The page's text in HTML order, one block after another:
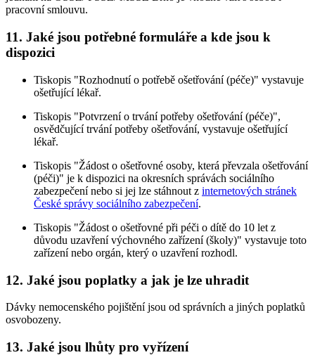
pracovní smlouvu.
11. Jaké jsou potřebné formuláře a kde jsou k
dispozici
Tiskopis "Rozhodnutí o potřebě ošetřování (péče)" vystavuje
ošetřující lékař.
Tiskopis "Potvrzení o trvání potřeby ošetřování (péče)",
osvědčující trvání potřeby ošetřování, vystavuje ošetřující
lékař.
Tiskopis "Žádost o ošetřovné osoby, která převzala ošetřování
(péči)" je k dispozici na okresních správách sociálního
zabezpečení nebo si jej lze stáhnout z internetových stránek
České správy sociálního zabezpečení.
Tiskopis "Žádost o ošetřovné při péči o dítě do 10 let z
důvodu uzavření výchovného zařízení (školy)" vystavuje toto
zařízení nebo orgán, který o uzavření rozhodl.
12. Jaké jsou poplatky a jak je lze uhradit
Dávky nemocenského pojištění jsou od správních a jiných poplatků
osvobozeny.
13. Jaké jsou lhůty pro vyřízení